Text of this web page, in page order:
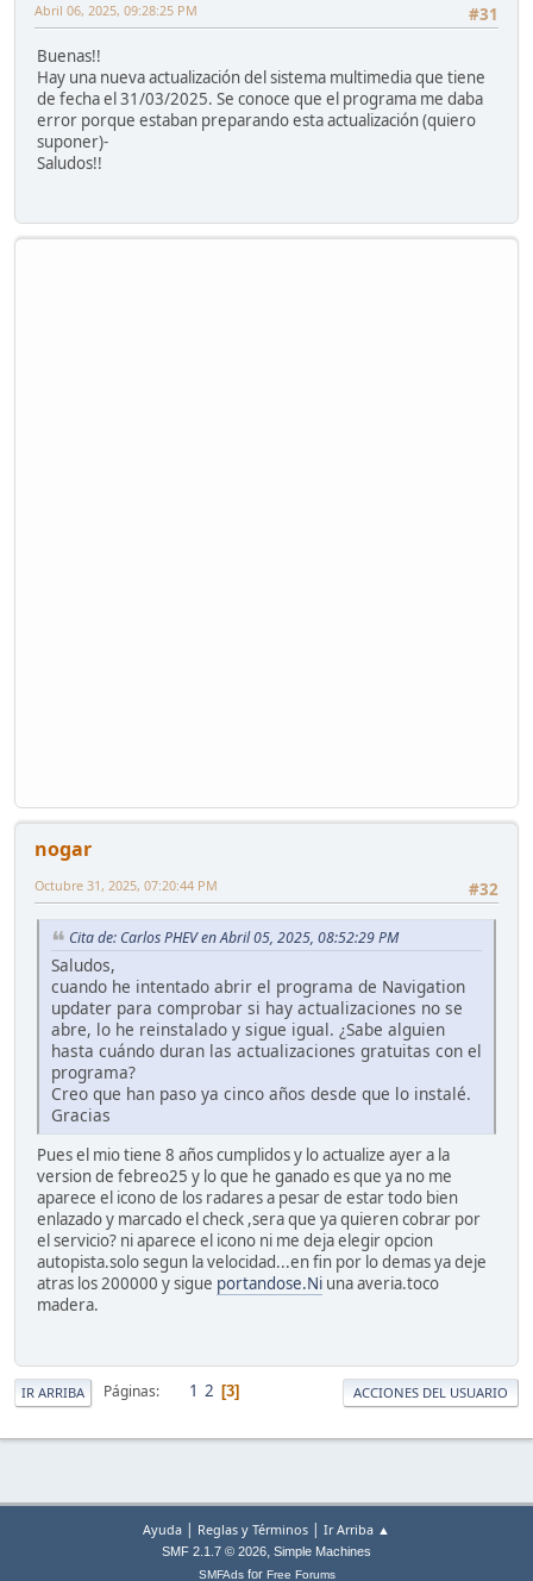
#31
Abril 06, 2025, 09:28:25 PM
Buenas!!
Hay una nueva actualización del sistema multimedia que tiene
de fecha el 31/03/2025. Se conoce que el programa me daba
error porque estaban preparando esta actualización (quiero
suponer)-
Saludos!!
nogar
#32
Octubre 31, 2025, 07:20:44 PM
Cita de: Carlos PHEV en Abril 05, 2025, 08:52:29 PM
Saludos,
cuando he intentado abrir el programa de Navigation
updater para comprobar si hay actualizaciones no se
abre, lo he reinstalado y sigue igual. ¿Sabe alguien
hasta cuándo duran las actualizaciones gratuitas con el
programa?
Creo que han paso ya cinco años desde que lo instalé.
Gracias
Pues el mio tiene 8 años cumplidos y lo actualize ayer a la
version de febreo25 y lo que he ganado es que ya no me
aparece el icono de los radares a pesar de estar todo bien
enlazado y marcado el check ,sera que ya quieren cobrar por
el servicio? ni aparece el icono ni me deja elegir opcion
autopista.solo segun la velocidad...en fin por lo demas ya deje
atras los 200000 y sigue portandose.Ni una averia.toco
madera.
IR ARRIBA Páginas 1 2 3 ACCIONES DEL USUARIO
Ayuda | Reglas y Términos | Ir Arriba ▲
SMF 2.1.7 © 2026, Simple Machines
SMFAdsfor Free Forums